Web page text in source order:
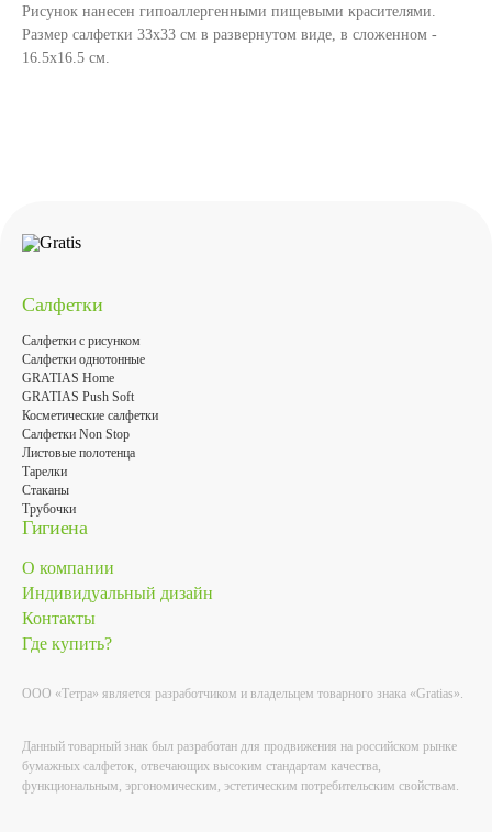
Рисунок нанесен гипоаллергенными пищевыми красителями.
Размер салфетки 33х33 см в развернутом виде, в сложенном -
16.5х16.5 см.
Салфетки
Салфетки с рисунком
Салфетки однотонные
GRATIAS Home
GRATIAS Push Soft
Косметические салфетки
Салфетки Non Stop
Листовые полотенца
Тарелки
Стаканы
Трубочки
Гигиена
О компании
Индивидуальный дизайн
Контакты
Где купить?
ООО «Тетра» является разработчиком и владельцем товарного знака «Gratias».
Данный товарный знак был разработан для продвижения на российском рынке
бумажных салфеток, отвечающих высоким стандартам качества,
функциональным, эргономическим, эстетическим потребительским свойствам.